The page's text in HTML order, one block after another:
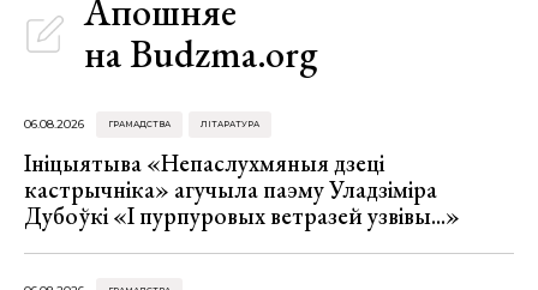
Апошняе
на Budzma.org
06.08.2026 ГРАМАДСТВА ЛІТАРАТУРА
Ініцыятыва «Непаслухмяныя дзеці
кастрычніка» агучыла паэму Уладзіміра
Дубоўкі «І пурпуровых ветразей узвівы...»